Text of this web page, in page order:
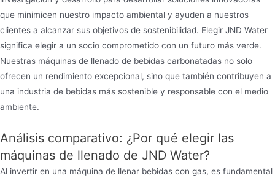
que minimicen nuestro impacto ambiental y ayuden a nuestros
clientes a alcanzar sus objetivos de sostenibilidad. Elegir JND Water
significa elegir a un socio comprometido con un futuro más verde.
Nuestras máquinas de llenado de bebidas carbonatadas no solo
ofrecen un rendimiento excepcional, sino que también contribuyen a
una industria de bebidas más sostenible y responsable con el medio
ambiente.
Análisis comparativo: ¿Por qué elegir las
máquinas de llenado de JND Water?
Al invertir en una máquina de llenar bebidas con gas, es fundamental